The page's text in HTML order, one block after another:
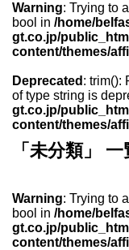
Warning: Trying to
bool in /home/
gt.co.jp/
content/themes/
Deprecated : trim():
of type string is
gt.co.jp/
content/themes/
「未分類」 一
Warning: Trying to
bool in /home/
gt.co.jp/
content/themes/